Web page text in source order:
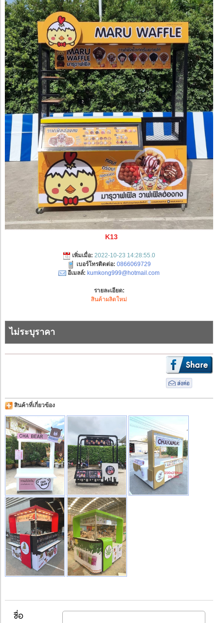
K13
เพิ่มเมื่อ: 2022-10-23 14:28:55.0
เบอร์โทรติดต่อ: 0866069729
อีเมลล์: kumkong999@hotmail.com
รายละเอียด:
สินค้าผลิตใหม่
ไม่ระบุราคา
สินค้าที่เกี่ยวข้อง
ชื่อ